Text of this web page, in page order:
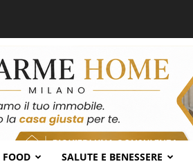
FOOD SALUTE E BENESSERE